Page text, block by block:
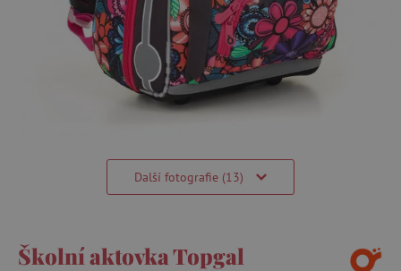
Další fotografie (13)
Školní aktovka Topgal